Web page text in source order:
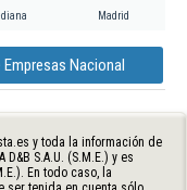
Madrid
Empresas Nacional
y toda la información de
S.A.U. (S.M.E.) y es
En todo caso, la